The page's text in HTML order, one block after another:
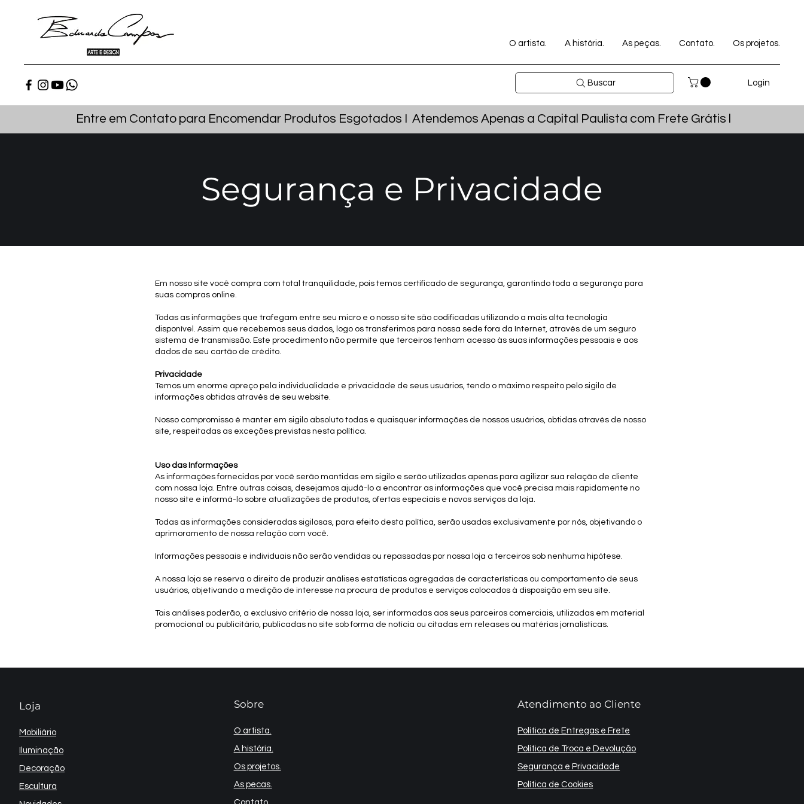
O artista. A história. As peças. Contato. Os projetos.
Buscar Login
Entre em Contato para Encomendar Produtos Esgotados I Atendemos Apenas a Capital Paulista com Frete Grátis l
Segurança e Privacidade
Em nosso site você compra com total tranquilidade, pois temos certificado de segurança, garantindo toda a segurança para
suas compras online.
Todas as informações que trafegam entre seu micro e o nosso site são codificadas utilizando a mais alta tecnologia
disponível. Assim que recebemos seus dados, logo os transferimos para nossa sede fora da Internet, através de um seguro
sistema de transmissão. Este procedimento não permite que terceiros tenham acesso às suas informações pessoais e aos
dados de seu cartão de crédito.
Privacidade
Temos um enorme apreço pela individualidade e privacidade de seus usuários, tendo o máximo respeito pelo sigilo de
informações obtidas através de seu website.
Nosso compromisso é manter em sigilo absoluto todas e quaisquer informações de nossos usuários, obtidas através de nosso
site, respeitadas as exceções previstas nesta política.
Uso das Informações
As informações fornecidas por você serão mantidas em sigilo e serão utilizadas apenas para agilizar sua relação de cliente
com nossa loja. Entre outras coisas, desejamos ajudá-lo a encontrar as informações que você precisa mais rapidamente no
nosso site e informá-lo sobre atualizações de produtos, ofertas especiais e novos serviços da loja.
Todas as informações consideradas sigilosas, para efeito desta política, serão usadas exclusivamente por nós, objetivando o
aprimoramento de nossa relação com você.
Informações pessoais e individuais não serão vendidas ou repassadas por nossa loja a terceiros sob nenhuma hipótese.
A nossa loja se reserva o direito de produzir análises estatísticas agregadas de características ou comportamento de seus
usuários, objetivando a medição de interesse na procura de produtos e serviços colocados à disposição em seu site.
Tais análises poderão, a exclusivo critério de nossa loja, ser informadas aos seus parceiros comerciais, utilizadas em material
promocional ou publicitário, publicadas no site sob forma de notícia ou citadas em releases ou matérias jornalísticas.
Loja
Mobiliário
Iluminação
Decoração
Escultura
Sobre
O artista.
A história.
Os projetos.
As pecas.
Atendimento ao Cliente
Política de Entregas e Frete
Política de Troca e Devolução
Segurança e Privacidade
Política de Cookies